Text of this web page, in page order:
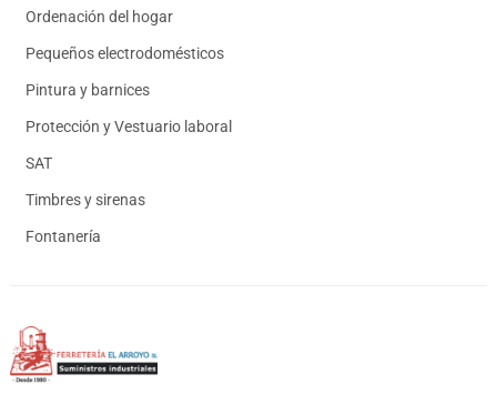
Ordenación del hogar
Pequeños electrodomésticos
Pintura y barnices
Protección y Vestuario laboral
SAT
Timbres y sirenas
Fontanería